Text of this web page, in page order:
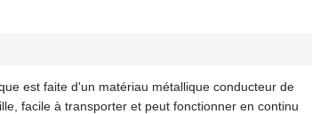
est faite d'un matériau métallique conducteur de
facile à transporter et peut fonctionner en continu